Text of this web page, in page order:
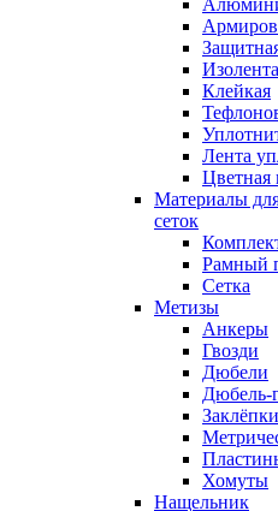
Изолента
Клейкая
Лента
Цветная
Материалы
сеток
Рамный
Сетка
Метизы
Анкеры
Гвозди
Дюбели
Дюбель-
Заклёпки
Хомуты
Нащельник